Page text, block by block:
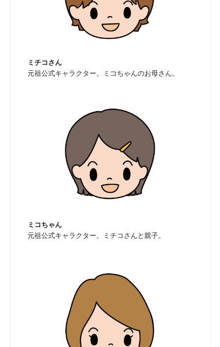
ミチコさん
元祖公式キャラクター。ミコちゃんのお母さん。
ミコちゃん
元祖公式キャラクター。ミチコさんと親子。